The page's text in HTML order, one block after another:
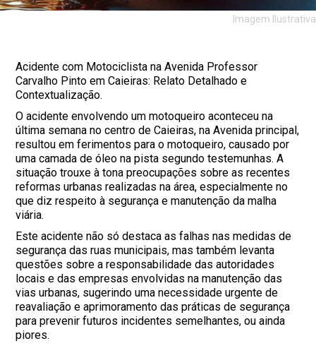
Imagem Ilustrativa
Acidente com Motociclista na Avenida Professor
Carvalho Pinto em Caieiras: Relato Detalhado e
Contextualização.
O acidente envolvendo um motoqueiro aconteceu na
última semana no centro de Caieiras, na Avenida principal,
resultou em ferimentos para o motoqueiro, causado por
uma camada de óleo na pista segundo testemunhas. A
situação trouxe à tona preocupações sobre as recentes
reformas urbanas realizadas na área, especialmente no
que diz respeito à segurança e manutenção da malha
viária.
Este acidente não só destaca as falhas nas medidas de
segurança das ruas municipais, mas também levanta
questões sobre a responsabilidade das autoridades
locais e das empresas envolvidas na manutenção das
vias urbanas, sugerindo uma necessidade urgente de
reavaliação e aprimoramento das práticas de segurança
para prevenir futuros incidentes semelhantes, ou ainda
piores.